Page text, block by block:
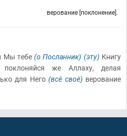
верование [поклонение].
Мы тебе(о Посланник) (эту) Книгу
же Аллаху, делая
для Него (всё своё) верование